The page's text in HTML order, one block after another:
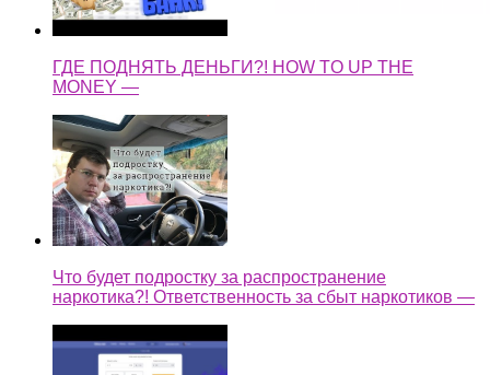
ГДЕ ПОДНЯТЬ ДЕНЬГИ?! HOW TO UP THE
MONEY —
Что будет подростку за распространение
наркотика?! Ответственность за сбыт наркотиков —